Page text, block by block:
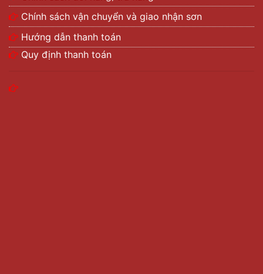
Chính sách vận chuyển và giao nhận sơn
Hướng dẫn thanh toán
Quy định thanh toán